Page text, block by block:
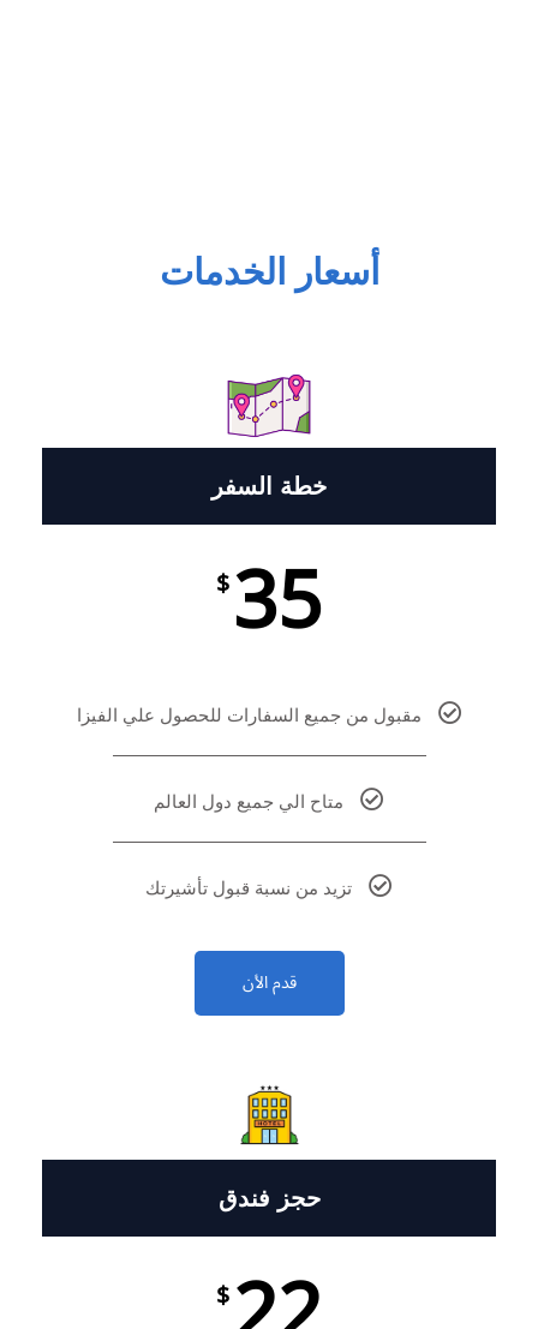
أسعار الخدمات
خطة السفر
35
$
مقبول من جميع السفارات للحصول علي الفيزا
متاح الي جميع دول العالم
تزيد من نسبة قبول تأشيرتك
قدم الأن
حجز فندق
$